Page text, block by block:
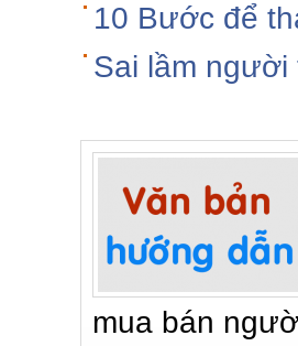
10 Bước để
Sai lầm người
mua bán